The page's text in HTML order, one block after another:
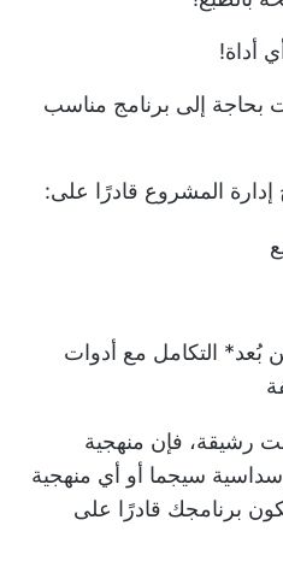
أداة!
بحاجة إلى برنامج مناسب
المشروع قادرًا على:
بُعد* التكامل مع أدوات
رشيقة، فإن منهجية
سداسية سيجما أو أي منهجية
برنامجك قادرًا على